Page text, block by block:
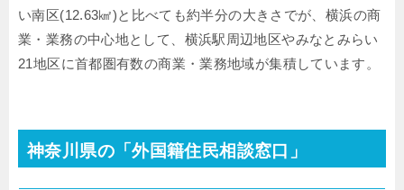
い南区(12.63㎢)と比べても約半分の大きさでが、横浜の商
業・業務の中心地として、横浜駅周辺地区やみなとみらい
21地区に首都圏有数の商業・業務地域が集積しています。
神奈川県の「外国籍住民相談窓口」